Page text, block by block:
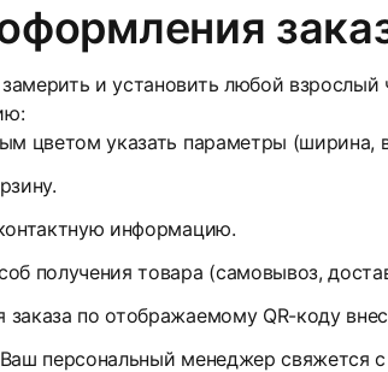
и установить любой
цветом указать параметры (ширина,
информацию.
получения товара (самовывоз,
по отображаемому QR-коду
персональный менеджер свяжется